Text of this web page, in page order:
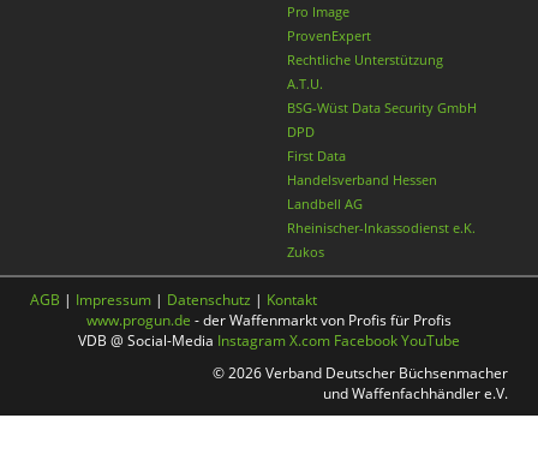
Pro Image
ProvenExpert
Rechtliche Unterstützung
A.T.U.
BSG-Wüst Data Security GmbH
DPD
First Data
Handelsverband Hessen
Landbell AG
Rheinischer-Inkassodienst e.K.
Zukos
AGB | Impressum | Datenschutz | Kontakt
www.progun.de - der Waffenmarkt von Profis für Profis
VDB @ Social-Media InstagramX.com FacebookYouTube
© 2026 Verband Deutscher Büchsenmacher
und Waffenfachhändler e.V.